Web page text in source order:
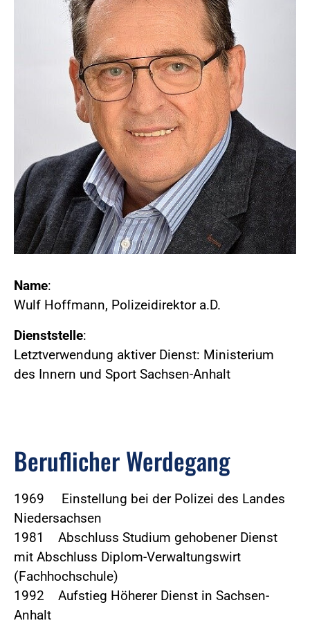
Name:
Wulf Hoffmann, Polizeidirektor a.D.
Dienststelle:
Letztverwendung aktiver Dienst: Ministerium
des Innern und Sport Sachsen-Anhalt
Beruflicher Werdegang
1969 Einstellung bei der Polizei des Landes
Niedersachsen
1981 Abschluss Studium gehobener Dienst
mit Abschluss Diplom-Verwaltungswirt
(Fachhochschule)
1992 Aufstieg Höherer Dienst in Sachsen-
Anhalt